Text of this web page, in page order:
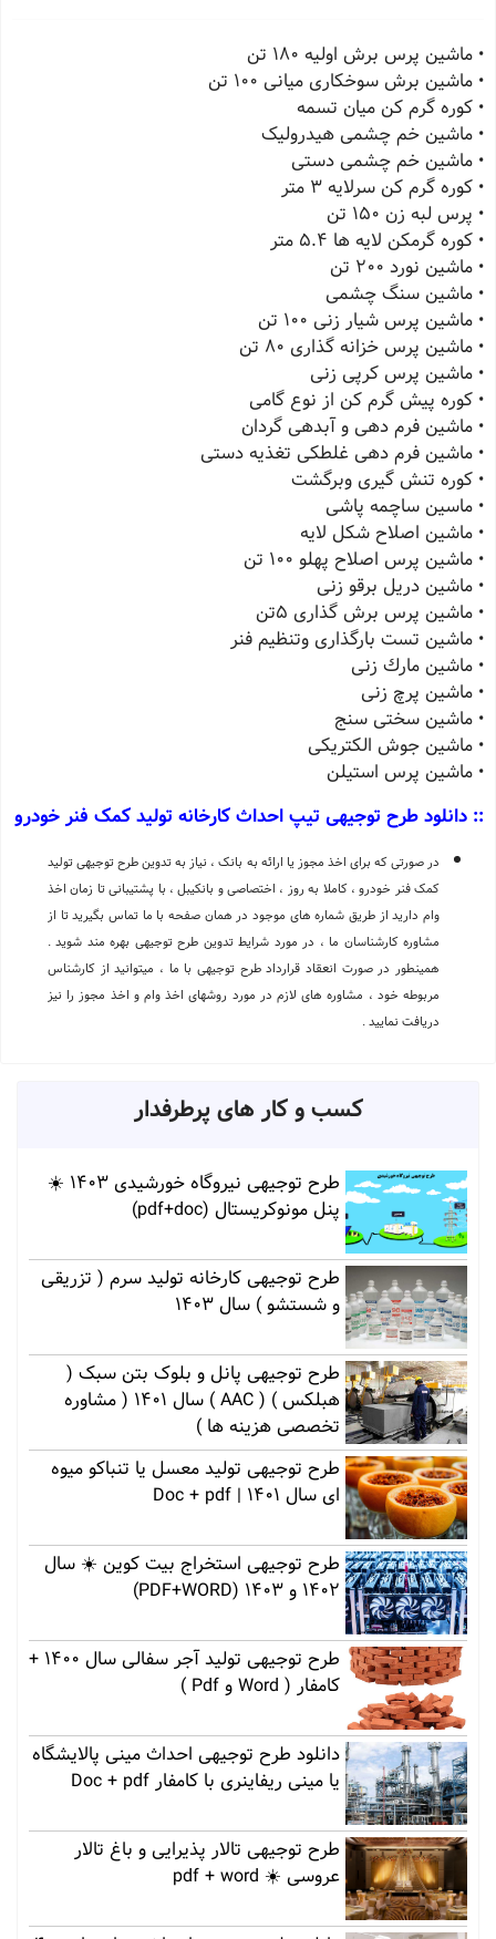
• ماشین پرس برش اولیه 180 تن
• ماشین برش سوخکاری میانی 100 تن
• کوره گرم کن میان تسمه
• ماشین خم چشمی هیدرولیک
• ماشین خم چشمی دستی
• کوره گرم کن سرلایه 3 متر
• پرس لبه زن 150 تن
• کوره گرمکن لایه ها 5.4 متر
• ماشین نورد 200 تن
• ماشین سنگ چشمی
• ماشین پرس شیار زنی 100 تن
• ماشین پرس خزانه گذاری 80 تن
• ماشین پرس کرپی زنی
• کوره پیش گرم کن از نوع گامی
• ماشین فرم دهی و آبدهی گردان
• ماشین فرم دهی غلطکی تغذیه دستی
• کوره تنش گیری وبرگشت
• ماسین ساچمه پاشی
• ماشین اصلاح شکل لایه
• ماشین پرس اصلاح پهلو 100 تن
• ماشین دریل برقو زنی
• ماشین پرس برش گذاری 5تن
• ماشین تست بارگذاری وتنظیم فنر
• ماشین مارك زنی
• ماشین پرچ زنی
• ماشین سختی سنج
• ماشین جوش الکتریکی
• ماشین پرس استیلن
:: دانلود طرح توجیهی تیپ احداث کارخانه تولید کمک فنر خودرو
در صورتی که برای اخذ مجوز یا ارائه به بانک ، نیاز به تدوین طرح توجیهی تولید
کمک فنر خودرو ، کاملا به روز ، اختصاصی و بانکیبل ، با پشتیبانی تا زمان اخذ
وام دارید از طریق شماره های موجود در همان صفحه با ما تماس بگیرید تا از
مشاوره کارشناسان ما ، در مورد شرایط تدوین طرح توجیهی بهره مند شوید .
همینطور در صورت انعقاد قرارداد طرح توجیهی با ما ، میتوانید از کارشناس
مربوطه خود ، مشاوره های لازم در مورد روشهای اخذ وام و اخذ مجوز را نیز
دریافت نمایید .
کسب و کار های پرطرفدار
طرح توجیهی نیروگاه خورشیدی 1403 ☀️
پنل مونوکریستال (pdf+doc)
طرح توجیهی کارخانه تولید سرم ( تزریقی
و شستشو ) سال 1403
طرح توجیهی پانل و بلوک بتن سبک (
هبلکس ) ( AAC ) سال 1401 ( مشاوره
تخصصی هزینه ها )
طرح توجیهی تولید معسل یا تنباکو میوه
ای سال 1401 | Doc + pdf
طرح توجیهی استخراج بیت کوین ☀️ سال
1402 و 1403 (PDF+WORD)
طرح توجیهی تولید آجر سفالی سال 1400 +
کامفار ( Word و Pdf )
دانلود طرح توجیهی احداث مینی پالایشگاه
یا مینی ریفاینری با کامفار Doc + pdf
طرح توجیهی تالار پذیرایی و باغ تالار
عروسی ☀️ pdf + word